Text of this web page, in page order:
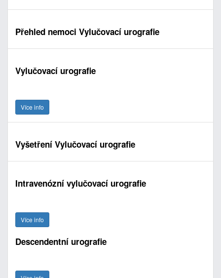
Přehled nemoci Vylučovací urografie
Vylučovací urografie
Více info
Vyšetření Vylučovací urografie
Intravenózní vylučovací urografie
Více info
Descendentní urografie